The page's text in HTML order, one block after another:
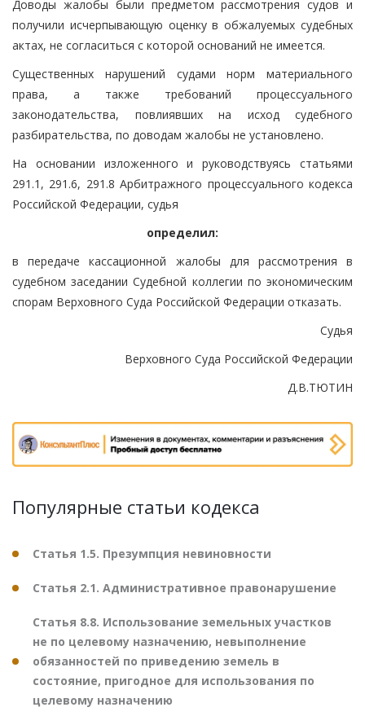
Доводы жалобы были предметом рассмотрения судов и
получили исчерпывающую оценку в обжалуемых судебных
актах, не согласиться с которой оснований не имеется.
Существенных нарушений судами норм материального
права, а также требований процессуального
законодательства, повлиявших на исход судебного
разбирательства, по доводам жалобы не установлено.
На основании изложенного и руководствуясь статьями
291.1, 291.6, 291.8 Арбитражного процессуального кодекса
Российской Федерации, судья
определил:
в передаче кассационной жалобы для рассмотрения в
судебном заседании Судебной коллегии по экономическим
спорам Верховного Суда Российской Федерации отказать.
Судья
Верховного Суда Российской Федерации
Д.В.ТЮТИН
Популярные статьи кодекса
Статья 1.5. Презумпция невиновности
Статья 2.1. Административное правонарушение
Статья 8.8. Использование земельных участков
не по целевому назначению, невыполнение
обязанностей по приведению земель в
состояние, пригодное для использования по
целевому назначению